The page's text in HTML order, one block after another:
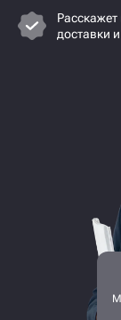
Расскажет
доставки